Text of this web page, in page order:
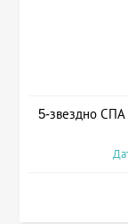
5-звездно СПА